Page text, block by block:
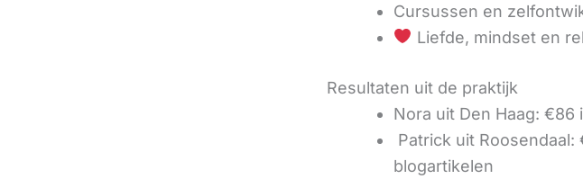
Cursussen en
Liefde, mindset en
Resultaten uit de praktijk
Nora uit Den Haag:
Patrick uit
blogartikelen